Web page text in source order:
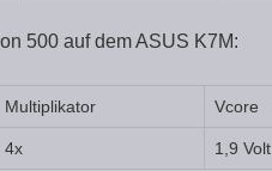
500 auf dem ASUS K7M:
Multiplikator Vcore
4x 1,9 Volt